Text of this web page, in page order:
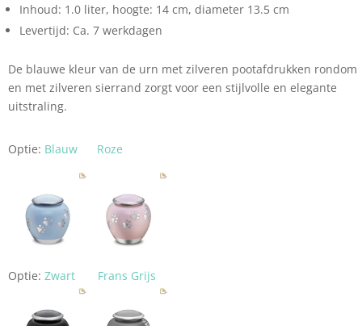
Inhoud: 1.0 liter, hoogte: 14 cm, diameter 13.5 cm
Levertijd: Ca. 7 werkdagen
De blauwe kleur van de urn met zilveren pootafdrukken rondom
en met zilveren sierrand zorgt voor een stijlvolle en elegante
uitstraling.
Optie: Blauw Roze
Optie: Zwart Frans Grijs